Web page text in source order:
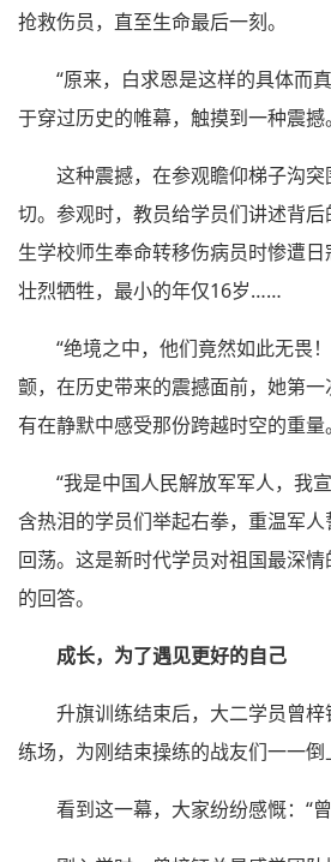
抢救伤员，直至生命最后一刻。
“原来，白求恩是这样的具体而
于穿过历史的帷幕，触摸到一种震撼。
这种震撼，在参观瞻仰梯子沟
切。参观时，教员给学员们讲述背
生学校师生奉命转移伤病员时惨遭
壮烈牺牲，最小的年仅16岁……
“绝境之中，他们竟然如此无畏
颤，在历史带来的震撼面前，她第
有在静默中感受那份跨越时空的重量。
“我是中国人民解放军军人，我
含热泪的学员们举起右拳，重温军
回荡。这是新时代学员对祖国最深
的回答。
成长，为了遇见更好的自己
升旗训练结束后，大二学员曾
练场，为刚结束操练的战友们一一倒
看到这一幕，大家纷纷感慨：“